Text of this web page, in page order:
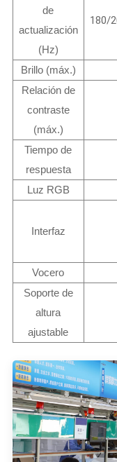
de
actualización
(Hz)
180/
Brillo (máx.)
Relación de
contraste
(máx.)
Tiempo de
respuesta
Luz RGB
Interfaz
Vocero
Soporte de
altura
ajustable